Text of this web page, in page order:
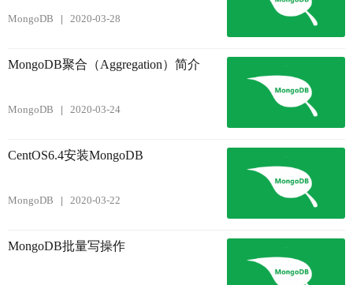
MongoDB 2020-03-28
MongoDB聚合（Aggregation）简介
MongoDB 2020-03-24
CentOS6.4安装MongoDB
MongoDB 2020-03-22
MongoDB批量写操作